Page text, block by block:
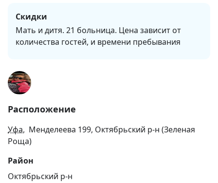
Скидки
Мать и дитя. 21 больница. Цена зависит от
количества гостей, и времени пребывания
Расположение
Уфа, Менделеева 199, Октябрьский р-н (Зеленая
Роща)
Район
Октябрьский р-н